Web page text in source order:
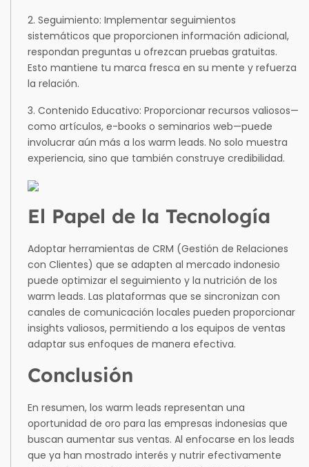
2. Seguimiento: Implementar seguimientos
sistemáticos que proporcionen información adicional,
respondan preguntas u ofrezcan pruebas gratuitas.
Esto mantiene tu marca fresca en su mente y refuerza
la relación.
3. Contenido Educativo: Proporcionar recursos valiosos—
como artículos, e-books o seminarios web—puede
involucrar aún más a los warm leads. No solo muestra
experiencia, sino que también construye credibilidad.
El Papel de la Tecnología
Adoptar herramientas de CRM (Gestión de Relaciones
con Clientes) que se adapten al mercado indonesio
puede optimizar el seguimiento y la nutrición de los
warm leads. Las plataformas que se sincronizan con
canales de comunicación locales pueden proporcionar
insights valiosos, permitiendo a los equipos de ventas
adaptar sus enfoques de manera efectiva.
Conclusión
En resumen, los warm leads representan una
oportunidad de oro para las empresas indonesias que
buscan aumentar sus ventas. Al enfocarse en los leads
que ya han mostrado interés y nutrir efectivamente